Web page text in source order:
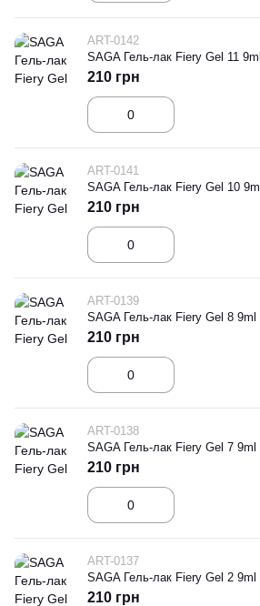
ART-0142
SAGA Гель-лак Fiery Gel 11 9ml
210 грн
ART-0141
SAGA Гель-лак Fiery Gel 10 9ml
210 грн
ART-0139
SAGA Гель-лак Fiery Gel 8 9ml
210 грн
ART-0138
SAGA Гель-лак Fiery Gel 7 9ml
210 грн
ART-0137
SAGA Гель-лак Fiery Gel 2 9ml
210 грн